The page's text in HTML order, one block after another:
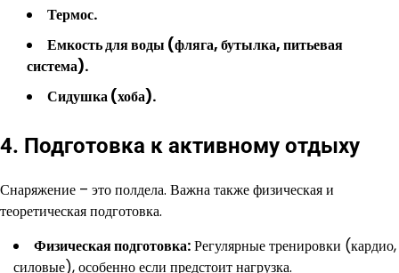
Термос.
Емкость для воды (фляга, бутылка, питьевая
система).
Сидушка (хоба).
4. Подготовка к активному отдыху
Снаряжение – это полдела. Важна также физическая и
теоретическая подготовка.
Физическая подготовка:Регулярные тренировки (кардио,
силовые), особенно если предстоит нагрузка.